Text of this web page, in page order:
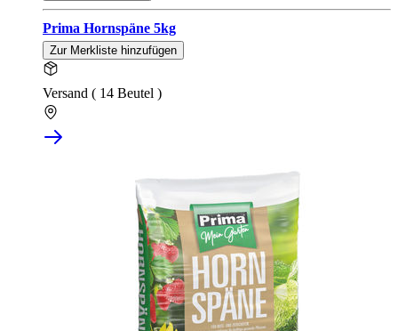
Prima Hornspäne 5kg
Zur Merkliste hinzufügen
Versand ( 14 Beutel )